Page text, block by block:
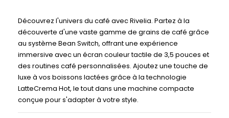
Découvrez l'univers du café avec Rivelia. Partez à la
découverte d'une vaste gamme de grains de café grâce
au système Bean Switch, offrant une expérience
immersive avec un écran couleur tactile de 3,5 pouces et
des routines café personnalisées. Ajoutez une touche de
luxe à vos boissons lactées grâce à la technologie
LatteCrema Hot, le tout dans une machine compacte
conçue pour s'adapter à votre style.